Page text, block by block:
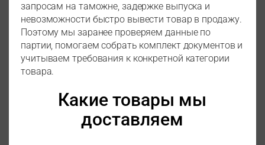
запросам на таможне, задержке выпуска и
невозможности быстро вывести товар в продажу.
Поэтому мы заранее проверяем данные по
партии, помогаем собрать комплект документов и
учитываем требования к конкретной категории
товара.
Какие товары мы
доставляем